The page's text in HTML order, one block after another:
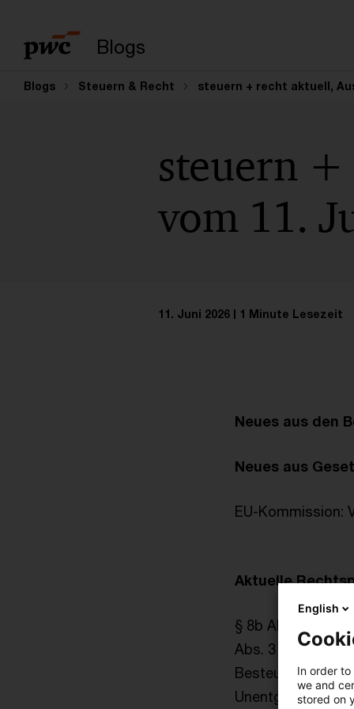
Blogs
Blogs Steuern & Recht steuern + recht aktuell,
steuern +
vom 11.
11. Juni 2026 1 Minute Lesezeit
Neues aus den
Neues aus
EU-Kommission:
Aktuelle
§ 8b Abs. 3 Satz
Abs. 3 Satz 5
Besteuerung von
Unentgeltliche
English
In order
we and
stored on